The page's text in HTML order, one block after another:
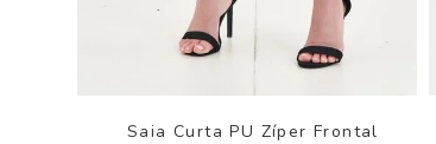
Saia Curta PU Zíper Frontal